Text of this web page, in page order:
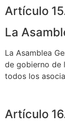
Artículo
La
La Asamblea
de gobierno de
todos los
Artículo